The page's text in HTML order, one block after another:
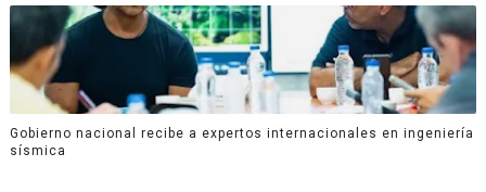
Gobierno nacional recibe a expertos internacionales en ingeniería
sísmica